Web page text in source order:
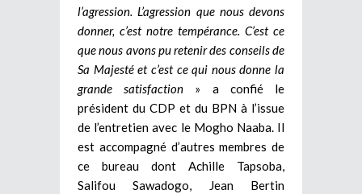
l’agression. L’agression que nous devons
donner, c’est notre tempérance. C’est ce
que nous avons pu retenir des conseils de
Sa Majesté et c’est ce qui nous donne la
grande satisfaction » a confié le
président du CDP et du BPN à l’issue
de l’entretien avec le Mogho Naaba. Il
est accompagné d’autres membres de
ce bureau dont Achille Tapsoba,
Salifou Sawadogo, Jean Bertin